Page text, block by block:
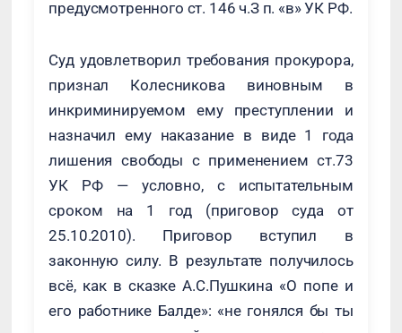
предусмотренного ст. 146 ч.З п. «в» УК РФ.
Суд удовлетворил требования прокурора,
признал Колесникова виновным в
инкриминируемом ему преступлении и
назначил ему наказание в виде 1 года
лишения свободы с применением ст.73
УК РФ — условно, с испытательным
сроком на 1 год (приговор суда от
25.10.2010). Приговор вступил в
законную силу. В результате получилось
всё, как в сказке А.С.Пушкина «О попе и
его работнике Балде»: «не гонялся бы ты